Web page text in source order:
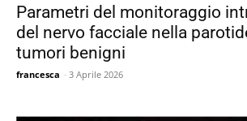
Parametri del monitoraggio
del nervo facciale nella
tumori benigni
francesca - 3 Aprile 2026